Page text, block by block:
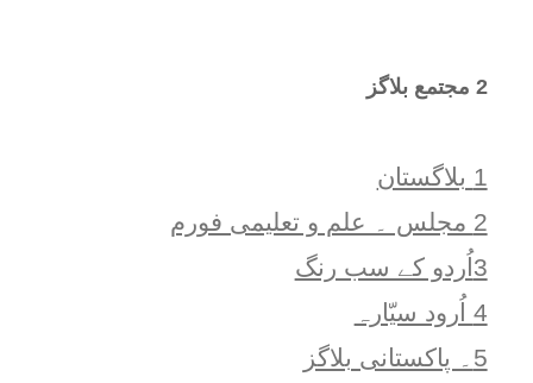
2 مجتمع بلاگز
1 بلاگستان
2 مجلس ۔ علم و تعلیمی فورم
3اُردو کے سب رنگ
4 اُرود سیّارہ
5۔ پاکستانی بلاگز